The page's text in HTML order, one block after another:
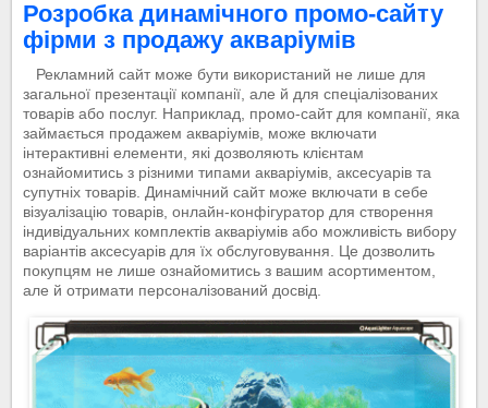
Розробка динамічного промо-сайту
фірми з продажу акваріумів
Рекламний сайт може бути використаний не лише для
загальної презентації компанії, але й для спеціалізованих
товарів або послуг. Наприклад, промо-сайт для компанії, яка
займається продажем акваріумів, може включати
інтерактивні елементи, які дозволяють клієнтам
ознайомитись з різними типами акваріумів, аксесуарів та
супутніх товарів. Динамічний сайт може включати в себе
візуалізацію товарів, онлайн-конфігуратор для створення
індивідуальних комплектів акваріумів або можливість вибору
варіантів аксесуарів для їх обслуговування. Це дозволить
покупцям не лише ознайомитись з вашим асортиментом,
але й отримати персоналізований досвід.